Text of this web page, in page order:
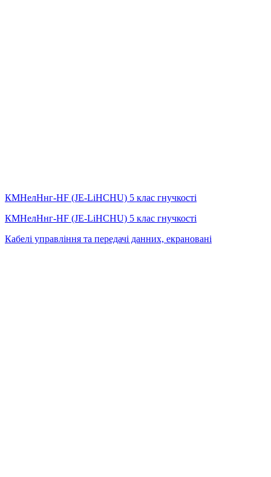
КМНелНнг-HF (JE-LiHСНU) 5 клас гнучкості
КМНелНнг-HF (JE-LiHСНU) 5 клас гнучкості
Кабелі управління та передачі данних, екрановані